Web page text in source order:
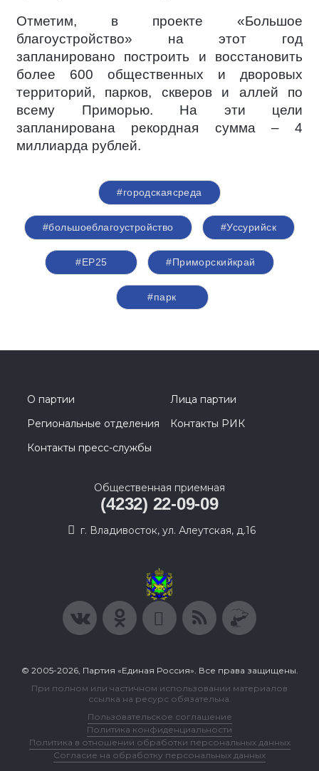
Отметим, в проекте «Большое
благоустройство» на этот год
запланировано построить и восстановить
более 600 общественных и дворовых
территорий, парков, скверов и аллей по
всему Приморью. На эти цели
запланирована рекордная сумма – 4
миллиарда рублей.
#городскаясреда
#большоеблагоустройство #Уссурийск
#ЕР25 #Приморскийкрай
#парк
О партии
Лица партии
Региональные отделения
Контакты РИК
Контакты пресс-службы
Общественная приемная
(4232) 22-09-09
г. Владивосток, ул. Алеутская, д.16
© 2005-2026, Партия «Единая Россия». Все права защищены.
При полном или частичном использовании материалов
ссылка на ресурс обязательна.
Пользовательское соглашение
Политика конфиденциальности
Политика в отношении обработки персональных данных
Согласие на обработку персональных данных